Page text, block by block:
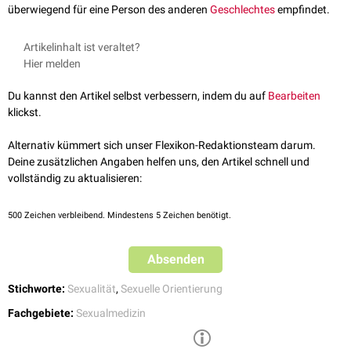
überwiegend für eine Person des anderen Geschlechtesempfindet.
Artikelinhalt ist veraltet?
Hier melden
Du kannst den Artikel selbst verbessern, indem du auf Bearbeiten
klickst.
Alternativ kümmert sich unser Flexikon-Redaktionsteam darum.
Deine zusätzlichen Angaben helfen uns, den Artikel schnell und
vollständig zu aktualisieren:
500 Zeichen verbleibend. Mindestens 5 Zeichen benötigt.
Absenden
Stichworte: Sexualität, Sexuelle Orientierung
Fachgebiete: Sexualmedizin